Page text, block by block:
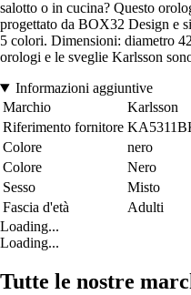
salotto o in cucina? Questo
progettato da BOX32 Design e
5 colori. Dimensioni: diametro
orologi e le sveglie Karlsson
Informazioni aggiuntive
Marchio
Karlsson
Riferimento fornitore
Colore
nero
Colore
Nero
Sesso
Misto
Fascia d'età
Adulti
Loading...
Loading...
Tutte le nostre